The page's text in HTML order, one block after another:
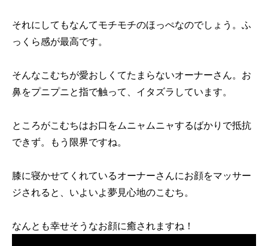
それにしてもなんてモチモチのほっぺなのでしょう。ふ
っくら感が最高です。
そんなこむちが愛おしくてたまらないオーナーさん。お
鼻をプニプニと指で触って、イタズラしています。
ところがこむちはお口をムニャムニャするばかりで抵抗
できず。もう限界ですね。
膝に寝かせてくれているオーナーさんにお顔をマッサー
ジされると、いよいよ夢見心地のこむち。
なんとも幸せそうなお顔に癒されますね！